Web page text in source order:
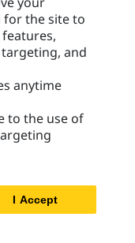
30S/40S
for the site to
and
anytime
to the use of
I Accept